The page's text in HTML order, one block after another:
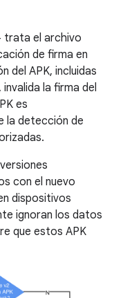
trata el archivo
de firma en
del APK, incluidas
la firma del
es
la detección de
con el nuevo
dispositivos
ignoran los datos
que estos APK